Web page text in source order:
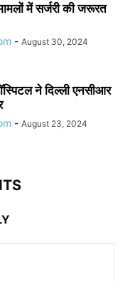
में सर्जरी की जरूरत
- August 30, 2024
ने दिल्ली एनसीआर
- August 23, 2024